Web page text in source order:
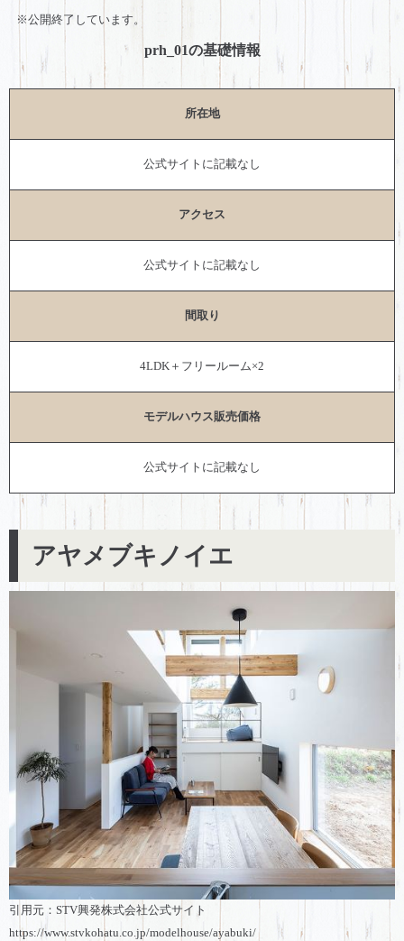
※公開終了しています。
prh_01の基礎情報
所在地
公式サイトに記載なし
アクセス
公式サイトに記載なし
間取り
4LDK＋フリールーム×2
モデルハウス販売価格
公式サイトに記載なし
アヤメブキノイエ
引用元：STV興発株式会社公式サイト
https://www.stvkohatu.co.jp/modelhouse/ayabuki/